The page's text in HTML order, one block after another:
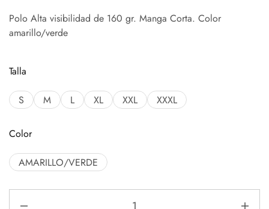
Polo Alta visibilidad de 160 gr. Manga Corta. Color
amarillo/verde
Talla
S M L XL XXL XXXL
Color
AMARILLO/VERDE